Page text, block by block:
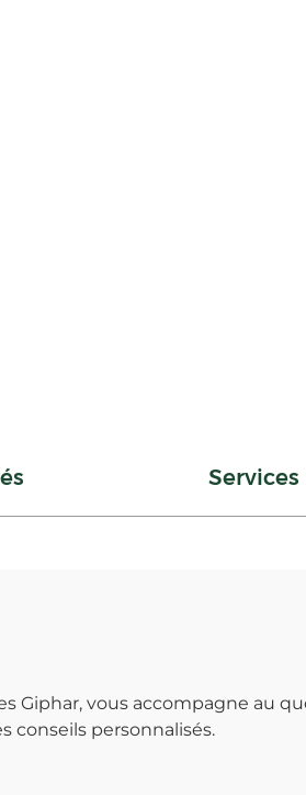
Services
Giphar, vous accompagne au
conseils personnalisés.